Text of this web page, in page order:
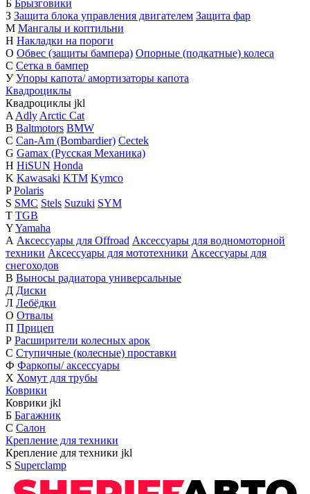
Б Брызговики
З Защита блока управления двигателем Защита фар
М Мангалы и коптильни
Н Накладки на пороги
О Обвес (защиты бампера) Опорные (подкатные) колеса
С Сетка в бампер
У Упоры капота/ амортизаторы капота
Квадроциклы
Квадроциклы jkl
A Adly Arctic Cat
B Baltmotors BMW
C Can-Am (Bombardier) Cectek
G Gamax (Русская Механика)
H HiSUN Honda
K Kawasaki KTM Kymco
P Polaris
S SMC Stels Suzuki SYM
T TGB
YYamaha
А Аксессуары для Offroad Аксессуары для водномоторной
техники Аксессуары для мототехники Аксессуары для
снегоходов
В Выносы радиатора универсальные
Д Диски
Л Лебёдки
О Отвалы
П Прицеп
Р Расширители колесных арок
С Ступичные (колесные) проставки
Ф Фаркопы/ аксессуары
Х Хомут для трубы
Коврики
Коврики jkl
Б Багажник
С Салон
Крепление для техники
Крепление для техники jkl
S Superclamp